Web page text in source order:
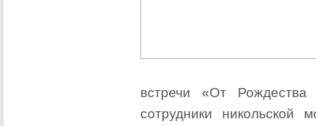
встречи «От
сотрудники никольской